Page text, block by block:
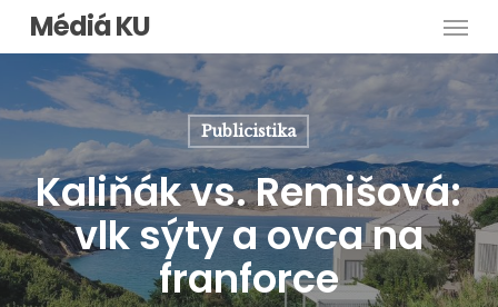
Skip
content
Médiá KU
Publicistika
Kaliňák vs. Remišová:
vlk sýty a ovca na
franforce